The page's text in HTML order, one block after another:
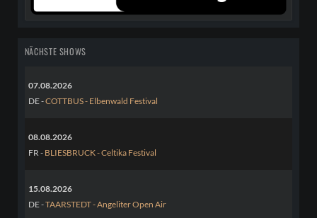
NÄCHSTE SHOWS
07.08.2026
DE -COTTBUS - Elbenwald Festival
08.08.2026
FR - BLIESBRUCK - Celtika Festival
15.08.2026
DE -TAARSTEDT - Angeliter Open Air